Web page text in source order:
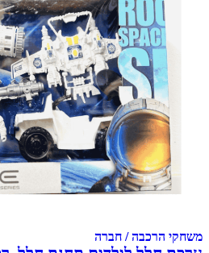
/ חברה